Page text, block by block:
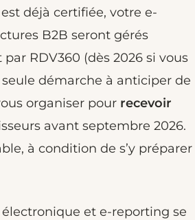
déjà certifiée, votre e-
B2B seront gérés
RDV360 (dès 2026 si vous
démarche à anticiper de
organiser pour recevoir
avant septembre 2026.
à condition de s’y préparer
et e-reporting se